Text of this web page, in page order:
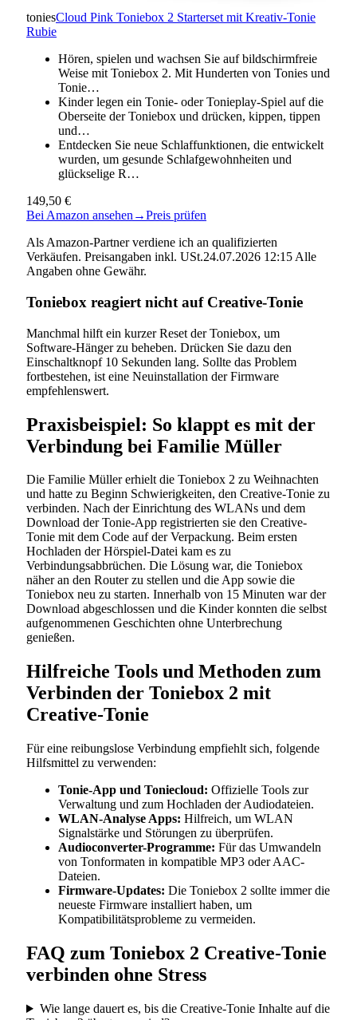
toniesCloud Pink Toniebox 2 Starterset mit Kreativ-Tonie
Rubie
Hören, spielen und wachsen Sie auf bildschirmfreie
Weise mit Toniebox 2. Mit Hunderten von Tonies und
Tonie…
Kinder legen ein Tonie- oder Tonieplay-Spiel auf die
Oberseite der Toniebox und drücken, kippen, tippen
und…
Entdecken Sie neue Schlaffunktionen, die entwickelt
wurden, um gesunde Schlafgewohnheiten und
glückselige R…
149,50 €
Bei Amazon ansehen →Preis prüfen
Als Amazon-Partner verdiene ich an qualifizierten
Verkäufen. Preisangaben inkl. USt.24.07.2026 12:15 Alle
Angaben ohne Gewähr.
Toniebox reagiert nicht auf Creative-Tonie
Manchmal hilft ein kurzer Reset der Toniebox, um
Software-Hänger zu beheben. Drücken Sie dazu den
Einschaltknopf 10 Sekunden lang. Sollte das Problem
fortbestehen, ist eine Neuinstallation der Firmware
empfehlenswert.
Praxisbeispiel: So klappt es mit der
Verbindung bei Familie Müller
Die Familie Müller erhielt die Toniebox 2 zu Weihnachten
und hatte zu Beginn Schwierigkeiten, den Creative-Tonie zu
verbinden. Nach der Einrichtung des WLANs und dem
Download der Tonie-App registrierten sie den Creative-
Tonie mit dem Code auf der Verpackung. Beim ersten
Hochladen der Hörspiel-Datei kam es zu
Verbindungsabbrüchen. Die Lösung war, die Toniebox
näher an den Router zu stellen und die App sowie die
Toniebox neu zu starten. Innerhalb von 15 Minuten war der
Download abgeschlossen und die Kinder konnten die selbst
aufgenommenen Geschichten ohne Unterbrechung
genießen.
Hilfreiche Tools und Methoden zum
Verbinden der Toniebox 2 mit
Creative-Tonie
Für eine reibungslose Verbindung empfiehlt sich, folgende
Hilfsmittel zu verwenden:
Tonie-App und Toniecloud: Offizielle Tools zur
Verwaltung und zum Hochladen der Audiodateien.
WLAN-Analyse Apps: Hilfreich, um WLAN
Signalstärke und Störungen zu überprüfen.
Audioconverter-Programme: Für das Umwandeln
von Tonformaten in kompatible MP3 oder AAC-
Dateien.
Firmware-Updates: Die Toniebox 2 sollte immer die
neueste Firmware installiert haben, um
Kompatibilitätsprobleme zu vermeiden.
FAQ zum Toniebox 2 Creative-Tonie
verbinden ohne Stress
Wie lange dauert es, bis die Creative-Tonie Inhalte auf die